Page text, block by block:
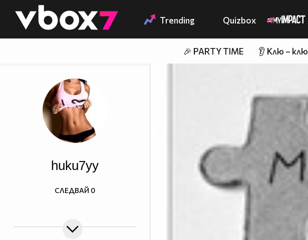
👾 Trending Quizbox
🎉 PARTY TIME 👂 Клю – клю
huku7yy
СЛЕДВАЙ 0